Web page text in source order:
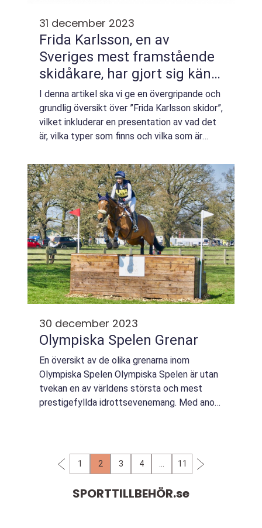
31 december 2023
Frida Karlsson, en av
Sveriges mest framstående
skidåkare, har gjort sig känd
för sin talang och
prestationer inom
längdskidåkning
I denna artikel ska vi ge en övergripande och
grundlig översikt över ”Frida Karlsson skidor”,
vilket inkluderar en presentation av vad det
är, vilka typer som finns och vilka som är
kvantitativa...
30 december 2023
Olympiska Spelen Grenar
En översikt av de olika grenarna inom
Olympiska Spelen Olympiska Spelen är utan
tvekan en av världens största och mest
prestigefyllda idrottsevenemang. Med anor
1 2 3 4 11
SPORTTILLBEHÖR.se